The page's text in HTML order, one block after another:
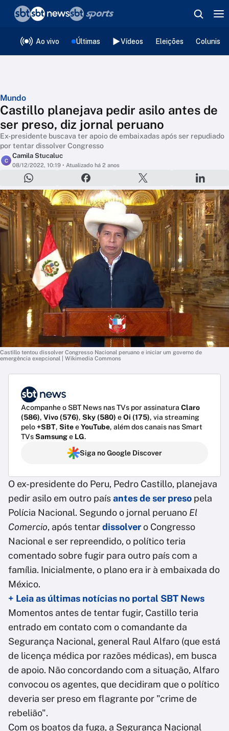
Ao vivo Últimas Vídeos Eleições
Mundo
Castillo planejava pedir asilo antes de
ser preso, diz jornal peruano
Ex-presidente buscava ter apoio de embaixadas após ser repudiado
por tentar dissolver Congresso
C
Camila Stucaluc
08/12/2022, 10:19 • Atualizado há 2 anos
Castillo tentou dissolver Congresso Nacional peruano e iniciar um governo de
emergência exepcional | Wikimedia Commons
Acompanhe o SBT News nas TVs por assinatura Claro
(586), Vivo (576), Sky (580) eOi (175), via streaming
pelo+SBT, SiteeYouTube, além dos canais nas Smart
TVsSamsunge LG.
Siga no Google Discover
O ex-presidente do Peru, Pedro Castillo, planejava
pedir asilo em outro paísantes de ser preso pela
Polícia Nacional. Segundo o jornal peruano El
Comercio, após tentardissolvero Congresso
Nacional e ser repreendido, o político teria
comentado sobre fugir para outro país com a
família. Inicialmente, o plano era ir à embaixada do
México.
+ Leia as últimas notícias no portal SBT News
Momentos antes de tentar fugir, Castillo teria
entrado em contato com o comandante da
Segurança Nacional, general Raul Alfaro (que está
de licença médica por razões médicas), em busca
de apoio. Não concordando com a situação, Alfaro
convocou os agentes, que decidiram que o político
deveria ser preso em flagrante por "crime de
rebelião".
Com os boatos da fuga, a Segurança Nacional
❮voltar
Editorias